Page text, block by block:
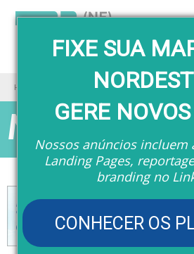
FIXE SUA
GERE
Nossos anúncios incluem
Landing Pages,
branding no
CONHECER OS
Home
Matérias